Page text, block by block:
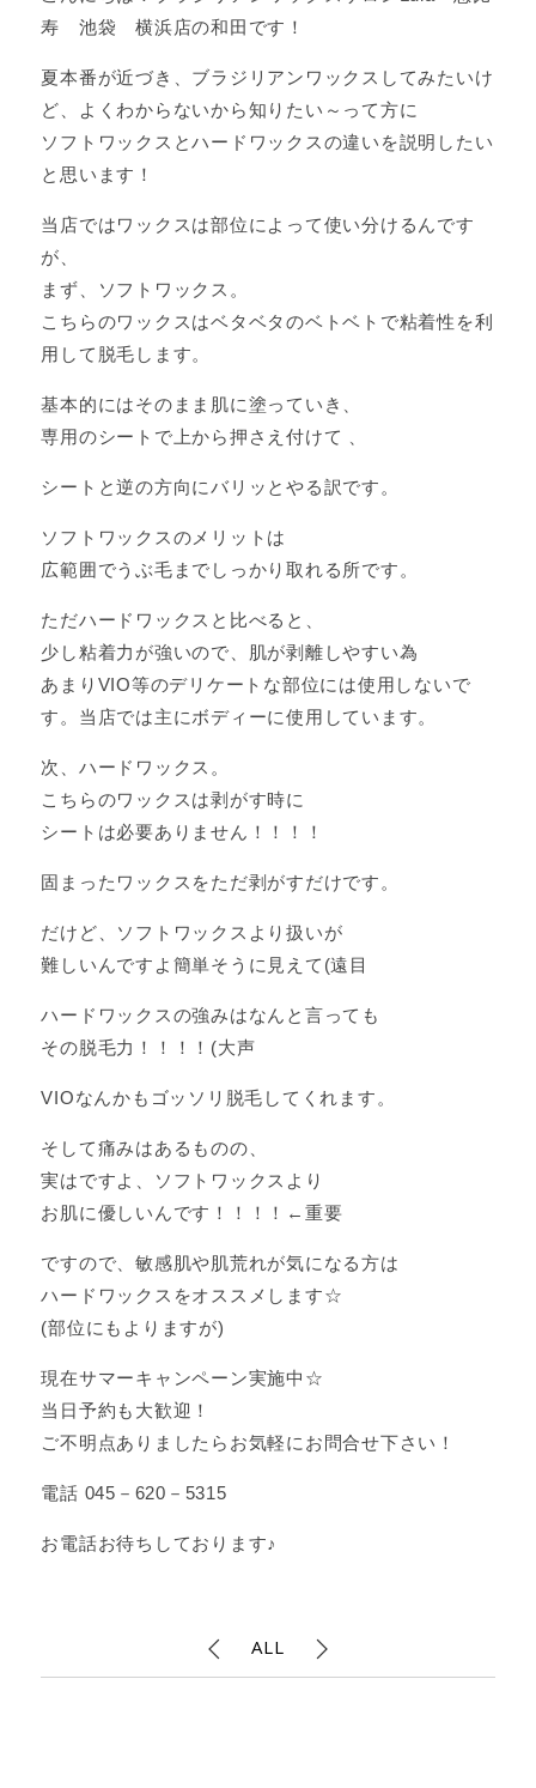
寿 池袋 横浜店の和田です！
夏本番が近づき、ブラジリアンワックスしてみたいけ
ど、よくわからないから知りたい～って方に
ソフトワックスとハードワックスの違いを説明したい
と思います！
当店ではワックスは部位によって使い分けるんです
が、
まず、ソフトワックス。
こちらのワックスはベタベタのベトベトで粘着性を利
用して脱毛します。
基本的にはそのまま肌に塗っていき、
専用のシートで上から押さえ付けて 、
シートと逆の方向にバリッとやる訳です。
ソフトワックスのメリットは
広範囲でうぶ毛までしっかり取れる所です。
ただハードワックスと比べると、
少し粘着力が強いので、肌が剥離しやすい為
あまりVIO等のデリケートな部位には使用しないで
す。当店では主にボディーに使用しています。
次、ハードワックス。
こちらのワックスは剥がす時に
シートは必要ありません！！！！
固まったワックスをただ剥がすだけです。
だけど、ソフトワックスより扱いが
難しいんですよ簡単そうに見えて(遠目
ハードワックスの強みはなんと言っても
その脱毛力！！！！(大声
VIOなんかもゴッソリ脱毛してくれます。
そして痛みはあるものの、
実はですよ、ソフトワックスより
お肌に優しいんです！！！！←重要
ですので、敏感肌や肌荒れが気になる方は
ハードワックスをオススメします☆
(部位にもよりますが)
現在サマーキャンペーン実施中☆
当日予約も大歓迎！
ご不明点ありましたらお気軽にお問合せ下さい！
電話 045－620－5315
お電話お待ちしております♪
ALL